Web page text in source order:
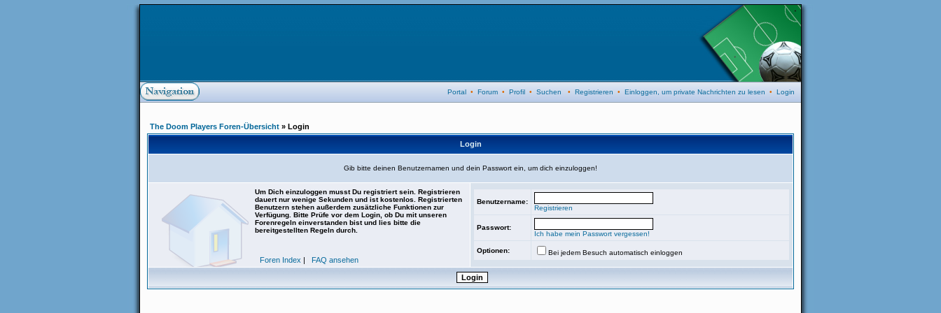
Portal • Forum • Profil • Suchen • Registrieren • Einloggen, um private Nachrichten zu lesen • Login
The Doom Players Foren-Übersicht » Login
Login
Gib bitte deinen Benutzernamen und dein Passwort ein, um dich einzuloggen!
Um Dich einzuloggen musst Du registriert sein. Registrieren
dauert nur wenige Sekunden und ist kostenlos. Registrierten
Benutzern stehen außerdem zusätzliche Funktionen zur
Verfügung. Bitte Prüfe vor dem Login, ob Du mit unseren
Forenregeln einverstanden bist und lies bitte die
bereitgestellten Regeln durch.
Foren Index | FAQ ansehen
Benutzername:
Registrieren
Passwort:
Ich habe mein Passwort vergessen!
Optionen: Bei jedem Besuch automatisch einloggen